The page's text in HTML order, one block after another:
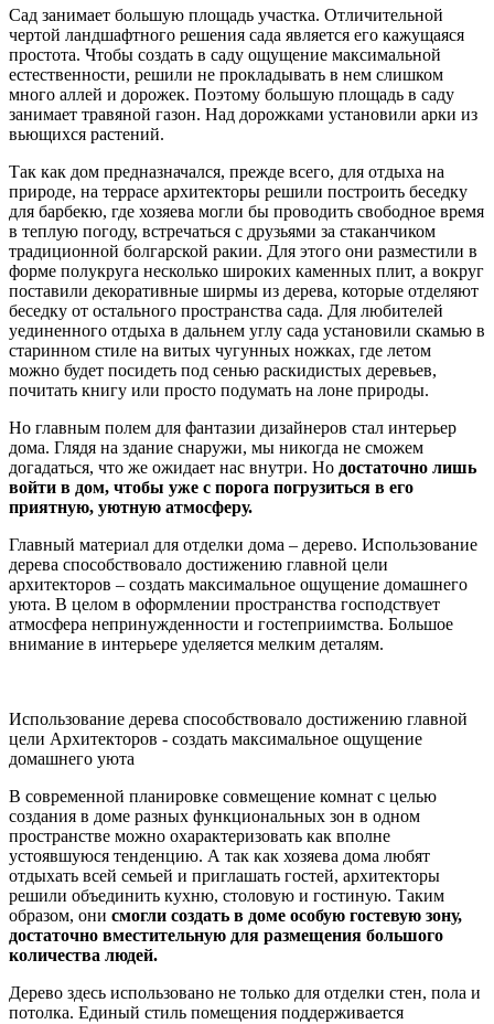
Сад занимает большую площадь участка. Отличительной
чертой ландшафтного решения сада является его кажущаяся
простота. Чтобы создать в саду ощущение максимальной
естественности, решили не прокладывать в нем слишком
много аллей и дорожек. Поэтому большую площадь в саду
занимает травяной газон. Над дорожками установили арки из
вьющихся растений.
Так как дом предназначался, прежде всего, для отдыха на
природе, на террасе архитекторы решили построить беседку
для барбекю, где хозяева могли бы проводить свободное время
в теплую погоду, встречаться с друзьями за стаканчиком
традиционной болгарской ракии. Для этого они разместили в
форме полукруга несколько широких каменных плит, а вокруг
поставили декоративные ширмы из дерева, которые отделяют
беседку от остального пространства сада. Для любителей
уединенного отдыха в дальнем углу сада установили скамью в
старинном стиле на витых чугунных ножках, где летом
можно будет посидеть под сенью раскидистых деревьев,
почитать книгу или просто подумать на лоне природы.
Но главным полем для фантазии дизайнеров стал интерьер
дома. Глядя на здание снаружи, мы никогда не сможем
догадаться, что же ожидает нас внутри. Но достаточно лишь
войти в дом, чтобы уже с порога погрузиться в его
приятную, уютную атмосферу.
Главный материал для отделки дома – дерево. Использование
дерева способствовало достижению главной цели
архитекторов – создать максимальное ощущение домашнего
уюта. В целом в оформлении пространства господствует
атмосфера непринужденности и гостеприимства. Большое
внимание в интерьере уделяется мелким деталям.
Использование дерева способствовало достижению главной
цели Архитекторов - создать максимальное ощущение
домашнего уюта
В современной планировке совмещение комнат с целью
создания в доме разных функциональных зон в одном
пространстве можно охарактеризовать как вполне
устоявшуюся тенденцию. А так как хозяева дома любят
отдыхать всей семьей и приглашать гостей, архитекторы
решили объединить кухню, столовую и гостиную. Таким
образом, они смогли создать в доме особую гостевую зону,
достаточно вместительную для размещения большого
количества людей.
Дерево здесь использовано не только для отделки стен, пола и
потолка. Единый стиль помещения поддерживается